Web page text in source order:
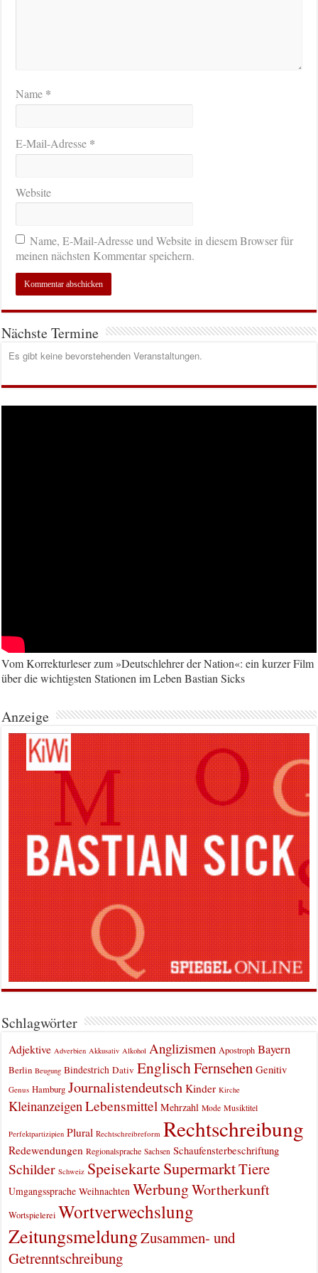
Name *
E-Mail-Adresse *
Website
Name, E-Mail-Adresse und Website in diesem Browser für
meinen nächsten Kommentar speichern.
Nächste Termine
Es gibt keine bevorstehenden Veranstaltungen.
Vom Korrekturleser zum »Deutschlehrer der Nation«: ein kurzer Film
über die wichtigsten Stationen im Leben Bastian Sicks
Anzeige
Schlagwörter
Adjektive Adverbien Akkusativ Alkohol Anglizismen Apostroph Bayern
Berlin Beugung Bindestrich Dativ EnglischFernsehen Genitiv
Genus Hamburg Journalistendeutsch Kinder Kirche
KleinanzeigenLebensmittel Mehrzahl Mode Musiktitel
Perfektpartizipien Plural Rechtschreibreform Rechtschreibung
Redewendungen Regionalsprache Sachsen Schaufensterbeschriftung
Schilder Schweiz SpeisekarteSupermarktTiere
Umgangssprache Weihnachten WerbungWortherkunft
Wortspielerei Wortverwechslung
ZeitungsmeldungZusammen- und
Getrenntschreibung